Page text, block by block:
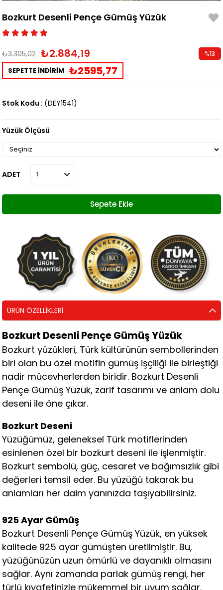
Bozkurt Desenli Pençe Gümüş Yüzük
₺3.305,02 ₺2.884,19
SEPETTE İNDİRİM ₺2595,77
%13
Stok Kodu (DEY1541)
Yüzük Ölçüsü
ADET
ÜRÜN ÖZELLIKLERI
Bozkurt Desenli Pençe Gümüş Yüzük
Bozkurt yüzükleri, Türk kültürünün sembollerinden
biri olan bu özel motifin gümüş işçiliği ile birleştiği
nadir mücevherlerden biridir. Bozkurt Desenli
Pençe Gümüş Yüzük, zarif tasarımı ve anlam dolu
deseni ile öne çıkar.
Bozkurt Deseni
Yüzüğümüz, geleneksel Türk motiflerinden
esinlenen özel bir bozkurt deseni ile işlenmiştir.
Bozkurt sembolü, güç, cesaret ve bağımsızlık gibi
değerleri temsil eder. Bu yüzüğü takarak bu
anlamları her daim yanınızda taşıyabilirsiniz.
925 Ayar Gümüş
Bozkurt Desenli Pençe Gümüş Yüzük, en yüksek
kalitede 925 ayar gümüşten üretilmiştir. Bu,
yüzüğünüzün uzun ömürlü ve dayanıklı olmasını
sağlar. Aynı zamanda parlak gümüş rengi, her
türlü kıyafetinizle mükemmel bir uyum sağlar.